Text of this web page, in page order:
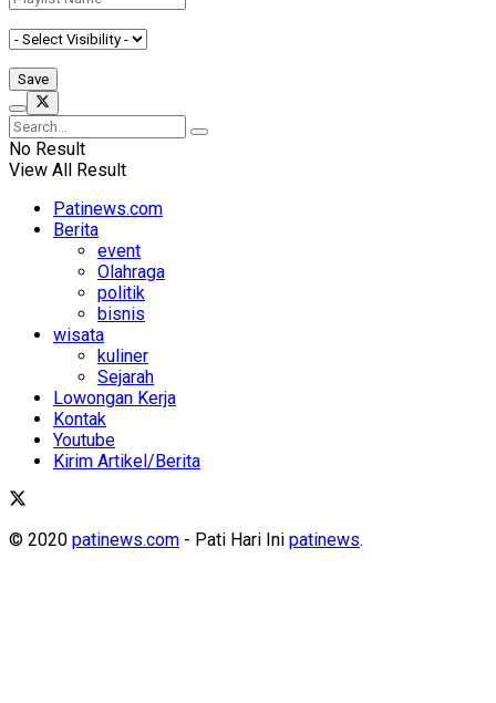
No Result
View All Result
Patinews.com
Berita
event
Olahraga
politik
bisnis
wisata
kuliner
Sejarah
Lowongan Kerja
Kontak
Youtube
Kirim Artikel/Berita
© 2020 patinews.com - Pati Hari Ini patinews.